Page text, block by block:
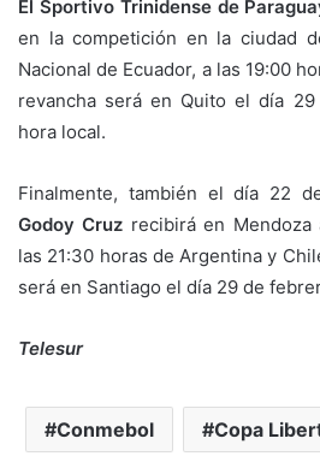
El Sportivo Trinidense de
en la competición en la ciudad
Nacional de Ecuador, a las 19:00
revancha será en Quito el día
hora local.
Finalmente, también el día 22
Godoy Cruz recibirá en
las 21:30 horas de Argentina y
será en Santiago el día 29 de
Telesur
Conmebol Copa